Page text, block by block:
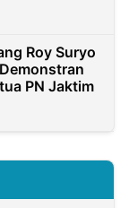
Roy Suryo
PN Jaktim